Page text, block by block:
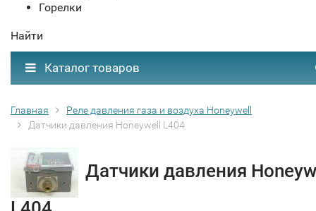
Горелки
Найти
Каталог товаров
Главная
Реле давления газа и воздуха Honeywell
Датчики давления Honeywell L404
Датчики давления